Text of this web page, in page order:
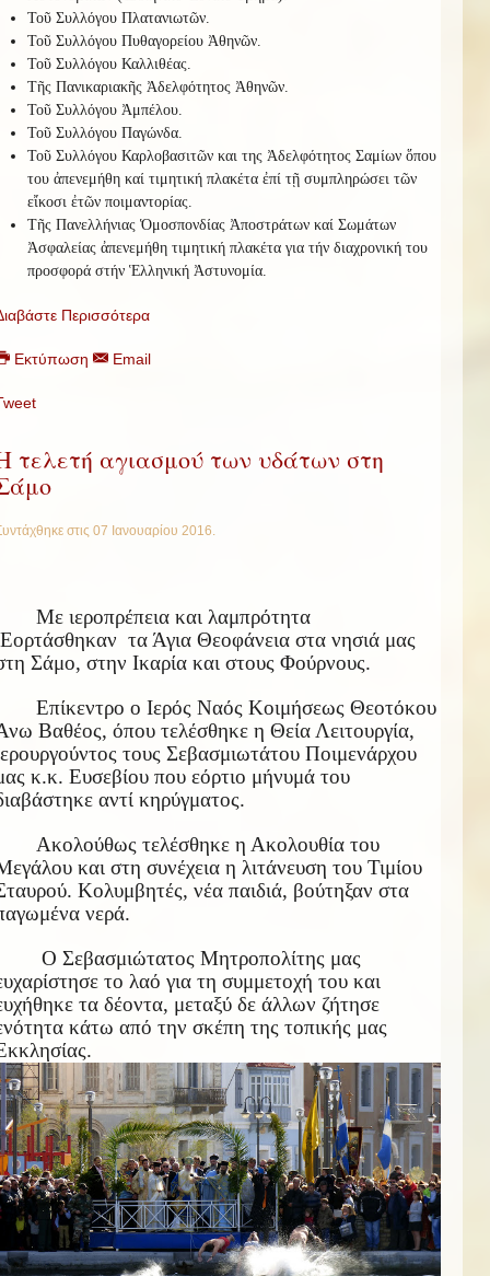
Τοῦ Συλλόγου Πλατανιωτῶν.
Τοῦ Συλλόγου Πυθαγορείου Ἀθηνῶν.
Τοῦ Συλλόγου Καλλιθέας.
Τῆς Πανικαριακῆς Ἀδελφότητος Ἀθηνῶν.
Τοῦ Συλλόγου Ἀμπέλου.
Τοῦ Συλλόγου Παγώνδα.
Τοῦ Συλλόγου Καρλοβασιτῶν και της Ἀδελφότητος Σαμίων ὅπου
του ἀπενεμήθη καί τιμητική πλακέτα ἐπί τῇ συμπληρώσει τῶν
εἴκοσι ἐτῶν ποιμαντορίας.
Τῆς Πανελλήνιας Ὁμοσπονδίας Ἀποστράτων καί Σωμάτων
Ἀσφαλείας ἀπενεμήθη τιμητική πλακέτα για τήν διαχρονική του
προσφορά στήν Ἑλληνική Ἀστυνομία.
Περισσότερα
Εκτύπωση Email
τελετή αγιασμού των υδάτων στη
στις 07 Ιανουαρίου 2016.
Με ιεροπρέπεια και λαμπρότητα
τα Άγια Θεοφάνεια στα νησιά μας
Σάμο, στην Ικαρία και στους Φούρνους.
Επίκεντρο ο Ιερός Ναός Κοιμήσεως Θεοτόκου
Βαθέος, όπου τελέσθηκε η Θεία Λειτουργία,
τους Σεβασμιωτάτου Ποιμενάρχου
κ.κ. Ευσεβίου που εόρτιο μήνυμά του
αντί κηρύγματος.
Ακολούθως τελέσθηκε η Ακολουθία του
και στη συνέχεια η λιτάνευση του Τιμίου
Κολυμβητές, νέα παιδιά, βούτηξαν στα
νερά.
Ο Σεβασμιώτατος Μητροπολίτης μας
το λαό για τη συμμετοχή του και
τα δέοντα, μεταξύ δε άλλων ζήτησε
κάτω από την σκέπη της τοπικής μας